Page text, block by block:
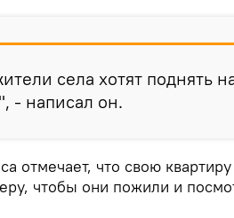
села хотят поднять
- написал он.
отмечает, что свою
чтобы они пожили и